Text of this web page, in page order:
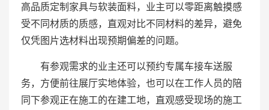
高品质定制家具与软装面料，业主可以零距离触摸感
受不同材质的质感，直观对比不同材料的差异，避免
仅凭图片选材料出现预期偏差的问题。
有参观需求的业主还可以预约专属车接车送服
务，方便前往展厅实地体验，也可以在工作人员的陪
同下参观正在施工的在建工地，直观感受现场的施工